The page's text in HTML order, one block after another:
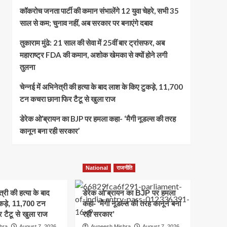
कॉकरोच जनता पार्टी की कमान संभालेंगे 12 युवा चेहरे, सभी 35
साल से कम; चुनाव नहीं, अब सरकार पर बनाएंगे दबाव
तुकाराम मुंढे: 21 साल की सेवा में 25वीं बार ट्रांसफर, अब
महाराष्ट्र FDA की कमान, अशोक खेमका से क्यों होने लगी
तुलना
चेन्नई में अभिनेत्री की हत्या के बाद लाश के किए टुकड़े, 11,700
टन कचरा छाना फिर टैटू से खुला राज
डेरेक ओ’ब्रायन का BJP पर हमला कहा- ‘मैगी नूडल्स की तरह
कानून बना रही सरकार’
की हत्या के बाद
11,700 टन
टैटू से खुला राज
National राजनीति
डेरेक ओ’ब्रायन का BJP पर हमला
कहा- ‘मैगी नूडल्स की तरह कानून बना
रही सरकार’